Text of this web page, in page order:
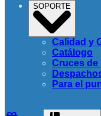
SOPORTE
Calidad y
Catálogo
Cruces de
Para el